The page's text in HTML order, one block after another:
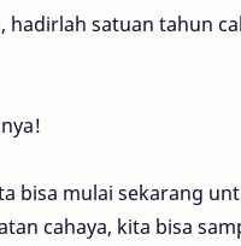
hadirlah satuan tahun
bisa mulai sekarang
cahaya, kita bisa